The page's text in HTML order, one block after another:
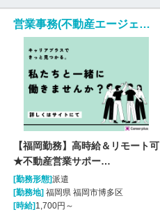
営業事務(不動産エージェントの営業サポート/入社日応相談)
【福岡勤務】高時給＆リモート可
★不動産営業サポー…
[勤務形態]派遣
[勤務地] 福岡県 福岡市博多区
[時給] 1,700円～